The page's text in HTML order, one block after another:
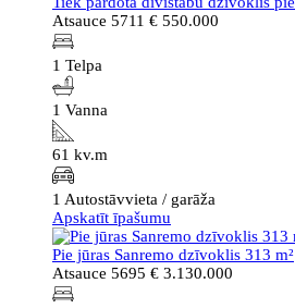
Atsauce 5711 € 550.000
1 Telpa
1 Vanna
61 kv.m
1 Autostāvvieta / garāža
Apskatīt īpašumu
Pie jūras Sanremo dzīvoklis 313 m²
Atsauce 5695 € 3.130.000